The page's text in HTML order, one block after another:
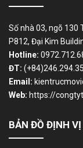
Số nhà 03, ngõ 130
P812, Đại Kim
Hotline:
ĐT:
Email:
Web: https://
BẢN ĐỒ ĐỊNH